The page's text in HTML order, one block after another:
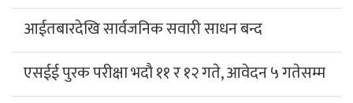
आईतबारदेखि सार्वजनिक सवारी साधन बन्द
एसईई पुरक परीक्षा भदौ ११ र १२ गते, आवेदन ५ गतेसम्म